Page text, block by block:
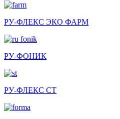
РУ-ФЛЕКС ЭКО ФАРМ
РУ-ФОНИК
РУ-ФЛЕКС СТ